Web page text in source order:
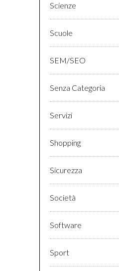
Scienze
Scuole
SEM/SEO
Senza Categoria
Servizi
Shopping
Sicurezza
Società
Software
Sport